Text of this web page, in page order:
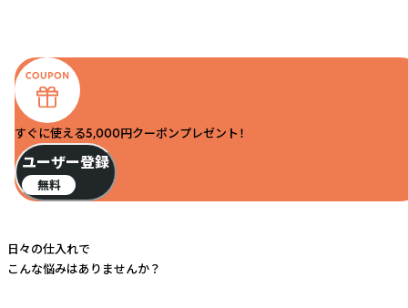
すぐに使える5,000円クーポンプレゼント！
ユーザー登録
無料
日々の仕入れで
こんな悩みはありませんか？